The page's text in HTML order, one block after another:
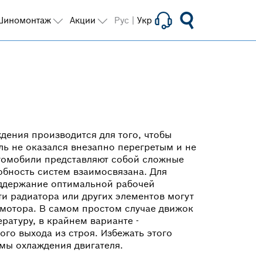
производится для того, чтобы
не оказался внезапно перегретым и не
представляют собой сложные
систем взаимосвязана. Для
оптимальной рабочей
радиатора или других элементов могут
В самом простом случае движок
в крайнем варианте -
выхода из строя. Избежать этого
охлаждения двигателя.
Акции Рус | Укр